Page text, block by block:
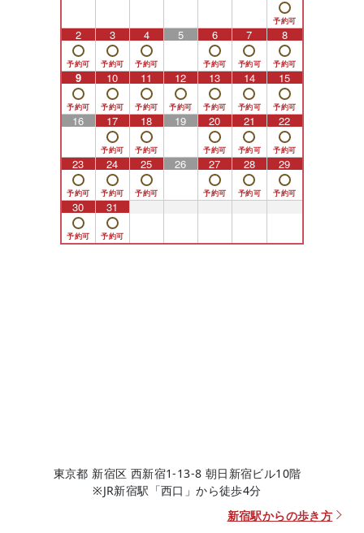
2 3 4 5 6 7 8
9 10 11 12 13 14 15
16 17 18 19 20 21 22
23 24 25 26 27 28 29
30 31
東京都 新宿区 西新宿1-13-8 朝日新宿ビル10階
※JR新宿駅「西口」から徒歩4分
新宿駅からの歩き方